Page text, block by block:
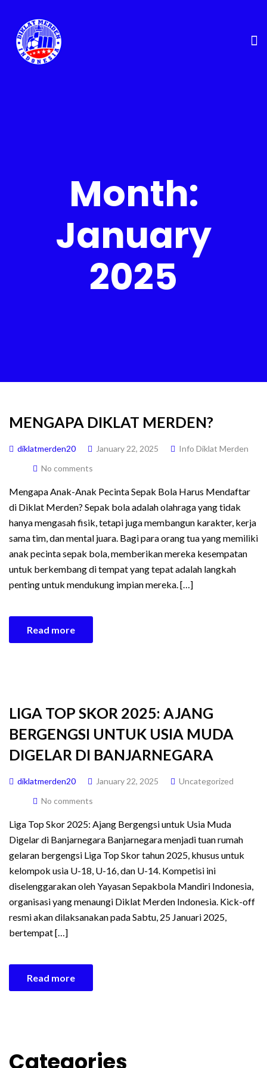
Month:
January
2025
MENGAPA DIKLAT MERDEN?
diklatmerden20 January 22, 2025
Info Diklat Merden
No comments
Mengapa Anak-Anak Pecinta Sepak Bola Harus Mendaftar
di Diklat Merden? Sepak bola adalah olahraga yang tidak
hanya mengasah fisik, tetapi juga membangun karakter, kerja
sama tim, dan mental juara. Bagi para orang tua yang memiliki
anak pecinta sepak bola, memberikan mereka kesempatan
untuk berkembang di tempat yang tepat adalah langkah
penting untuk mendukung impian mereka. […]
Read more
LIGA TOP SKOR 2025: AJANG
BERGENGSI UNTUK USIA MUDA
DIGELAR DI BANJARNEGARA
diklatmerden20 January 22, 2025
Uncategorized
No comments
Liga Top Skor 2025: Ajang Bergengsi untuk Usia Muda
Digelar di Banjarnegara Banjarnegara menjadi tuan rumah
gelaran bergengsi Liga Top Skor tahun 2025, khusus untuk
kelompok usia U-18, U-16, dan U-14. Kompetisi ini
diselenggarakan oleh Yayasan Sepakbola Mandiri Indonesia,
organisasi yang menaungi Diklat Merden Indonesia. Kick-off
resmi akan dilaksanakan pada Sabtu, 25 Januari 2025,
bertempat […]
Read more
Categories